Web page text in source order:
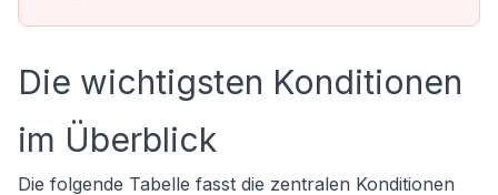
Die wichtigsten Konditionen
im Überblick
Die folgende Tabelle fasst die zentralen Konditionen